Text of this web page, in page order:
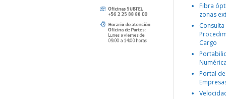
Fibra
zonas
Consulta
Cargo
Portal